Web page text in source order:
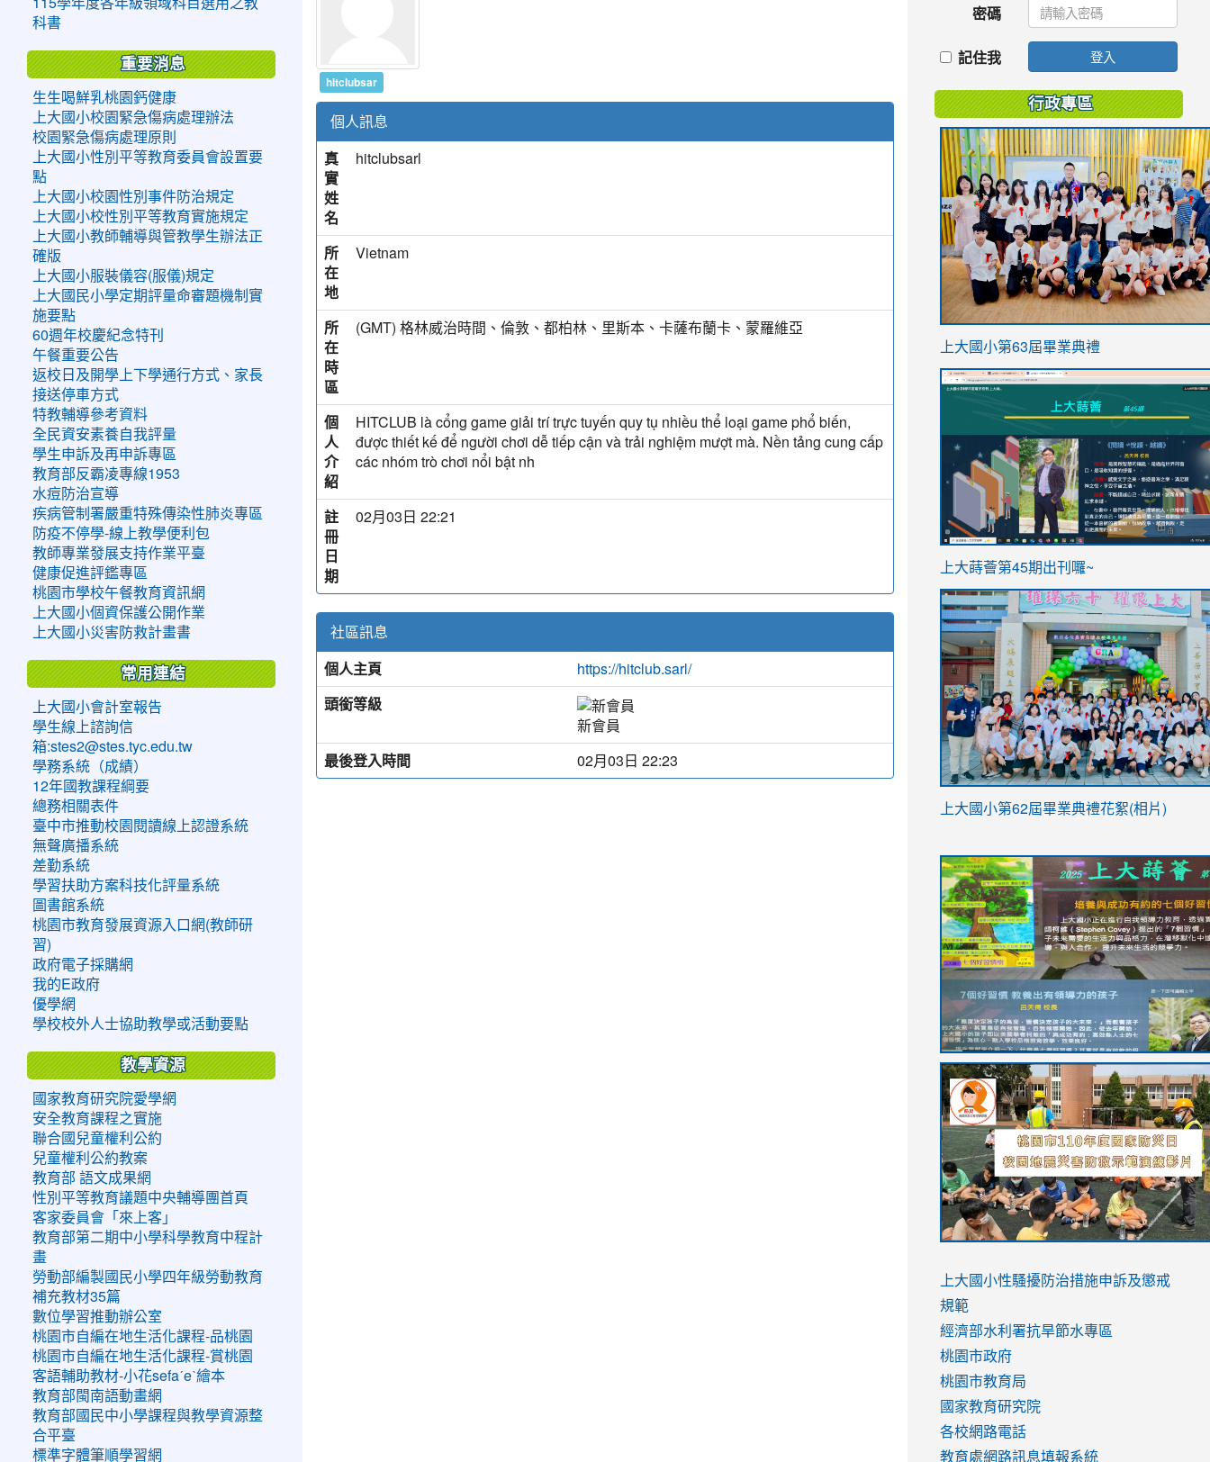
hitclubsar
個人訊息
真
實
姓
名
hitclubsarl
所
在
地
Vietnam
所
在
時
區
(GMT) 格林威治時間、倫敦、都柏林、里斯本、卡薩布蘭卡、蒙羅維亞
個
人
介
紹
HITCLUB là cổng game giải trí trực tuyến quy tụ nhiều thể loại game phổ biến,
được thiết kế để người chơi dễ tiếp cận và trải nghiệm mượt mà. Nền tảng cung cấp
các nhóm trò chơi nổi bật nh
註
冊
日
期
02月03日 22:21
社區訊息
個人主頁
https://hitclub.sarl/
頭銜等級
新會員
最後登入時間
02月03日 22:23
科書
重要消息
生生喝鮮乳桃園鈣健康
上大國小校園緊急傷病處理辦法
校園緊急傷病處理原則
上大國小性別平等教育委員會設置要
點
上大國小校園性別事件防治規定
上大國小校性別平等教育實施規定
上大國小教師輔導與管教學生辦法正
確版
上大國小服裝儀容(服儀)規定
上大國民小學定期評量命審題機制實
施要點
60週年校慶紀念特刊
午餐重要公告
返校日及開學上下學通行方式、家長
接送停車方式
特教輔導參考資料
全民資安素養自我評量
學生申訴及再申訴專區
教育部反霸凌專線1953
水痘防治宣導
疾病管制署嚴重特殊傳染性肺炎專區
防疫不停學-線上教學便利包
教師專業發展支持作業平臺
健康促進評鑑專區
桃園市學校午餐教育資訊網
上大國小個資保護公開作業
上大國小災害防救計畫書
常用連結
上大國小會計室報告
學生線上諮詢信
箱:stes2@stes.tyc.edu.tw
學務系統（成績）
12年國教課程綱要
總務相關表件
臺中市推動校園閱讀線上認證系統
無聲廣播系統
差勤系統
學習扶助方案科技化評量系統
圖書館系統
桃園市教育發展資源入口網(教師研
習)
政府電子採購網
我的E政府
優學網
學校校外人士協助教學或活動要點
教學資源
國家教育研究院愛學網
安全教育課程之實施
聯合國兒童權利公約
兒童權利公約教案
教育部 語文成果網
性別平等教育議題中央輔導團首頁
客家委員會「來上客」
教育部第二期中小學科學教育中程計
畫
勞動部編製國民小學四年級勞動教育
補充教材35篇
數位學習推動辦公室
桃園市自編在地生活化課程-品桃園
桃園市自編在地生活化課程-賞桃園
客語輔助教材-小花sefaˊeˋ繪本
教育部閩南語動畫網
教育部國民中小學課程與教學資源整
合平臺
標準字體筆順學習網
密碼
記住我 登入
行政專區
link
https://sites.google.com/stes.tyc.edu.tw/
上大國小第63屆畢業典禮
link
ink
https://sites.google.com/stes.tyc.edu.tw/
link
https://sites.google.com/stes.tyc.edu.tw/
上大蒔薈第45期出刊囉~
link
YfDQppRvyMk686kIw6SBbssEIZ6WnT/
usp=sharing
上大國小第62屆畢業典禮花絮(相片)
to
https://drive.google.com/file/d/1I-
YfDQppRvyMk686kIw6SBbssEIZ6WnT/
usp=sharing
to
https://sites.google.com/stes.tyc.edu.tw/
link
to
https://sites.google.com/stes.tyc.edu.tw/
link
to
https://drive.google.com/file/d/
usp=sharing
link
to
https://youtu.be/jJOMVWY3-
8M
link
to
https://drive.google.com/file/d/
usp=sharing
to
https://www.youtube.com/watch?
v=hC_gdZndU9s
to
https://www.youtube.com/watch?
v=hC_gdZndU9s
link
to
https://www.youtube.com/watch?
v=mfpNykQ0g4M
上大國小性騷擾防治措施申訴及懲戒
規範
經濟部水利署抗旱節水專區
桃園市政府
桃園市教育局
國家教育研究院
各校網路電話
教育處網路訊息填報系統